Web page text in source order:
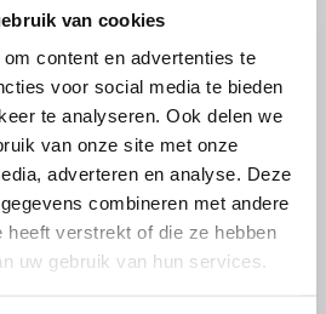
van cookies
content en advertenties te
voor social media te bieden
te analyseren. Ook delen we
van onze site met onze
adverteren en analyse. Deze
combineren met andere
heeft verstrekt of die ze hebben
uw gebruik van hun services.
de Europese